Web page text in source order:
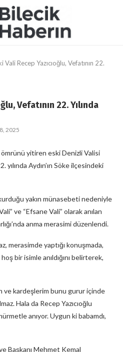
Vali Recep Yazıcıoğlu, Vefatının 22.
Vefatının 22. Yılında
2025
yitiren eski Denizli Valisi
yılında Aydın’ın Söke ilçesindeki
yakın münasebeti nedeniyle
ve “Efsane Vali” olarak anılan
anma merasimi düzenlendi.
merasimde yaptığı konuşmada,
bir isimle anıldığını belirterek,
ve kardeşlerim bunu gurur içinde
Hala da Recep Yazıcıoğlu
anıyor. Uygun ki babamdı,
Başkanı Mehmet Kemal